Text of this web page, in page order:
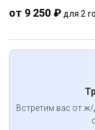
от 9 250 ₽ для 2
Встретим вас от